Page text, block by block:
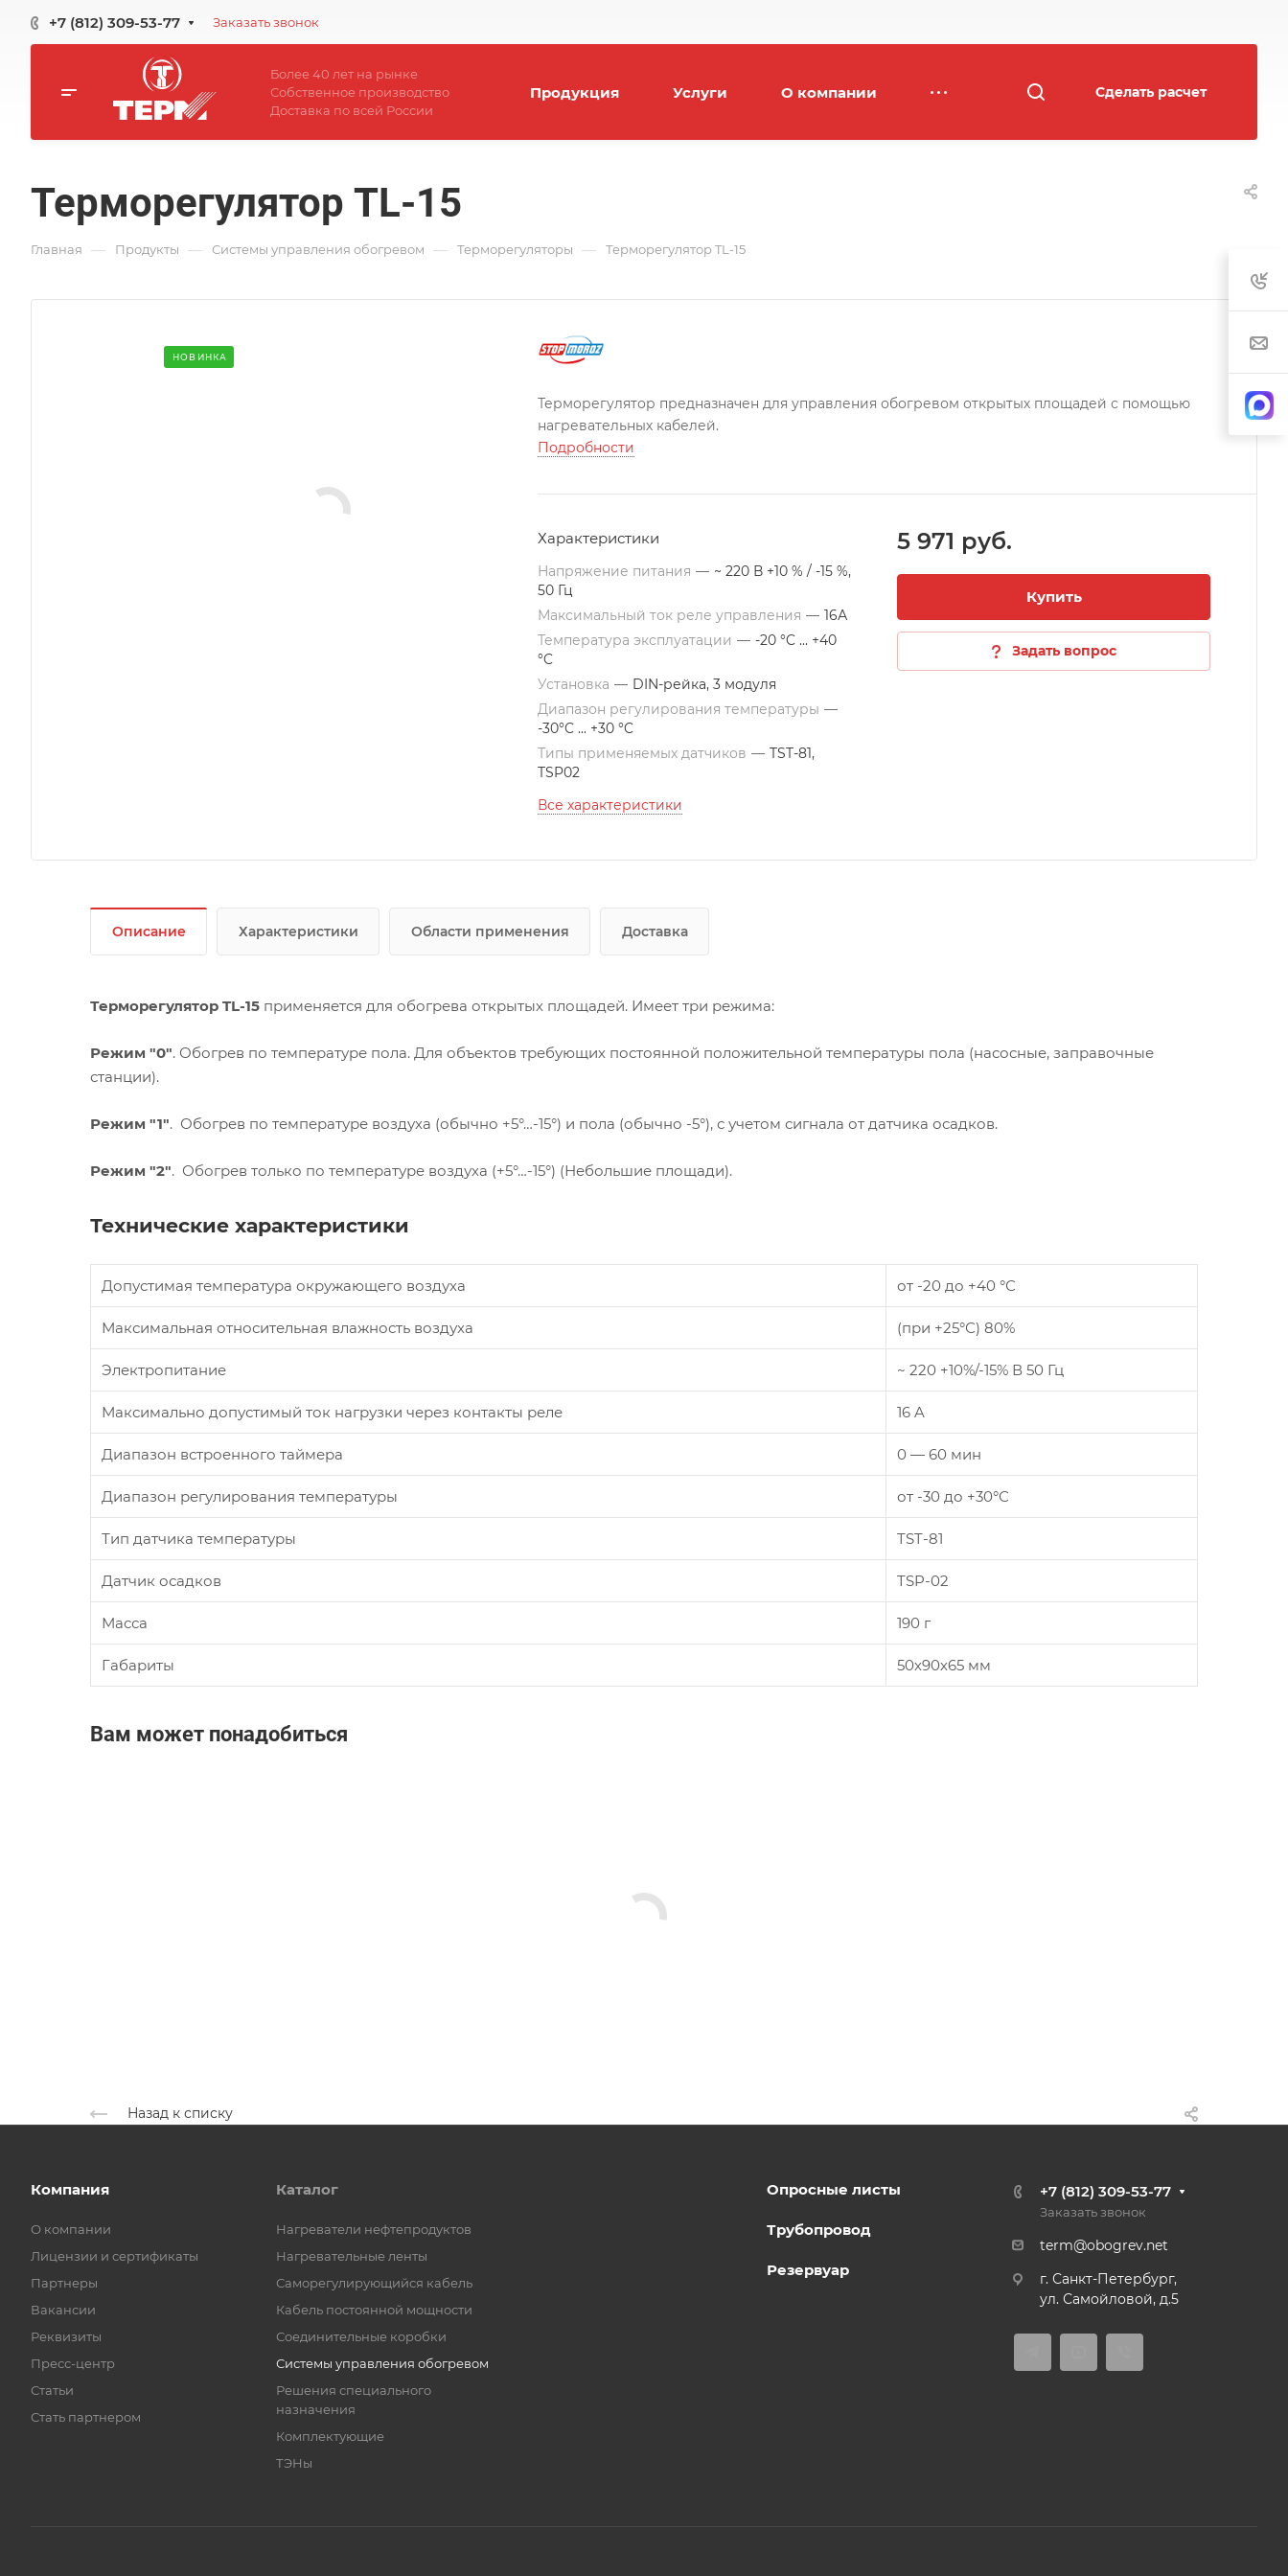
+7 (812) 309-53-77 Заказать звонок
Более 40 лет на рынке
Собственное производство
Доставка по всей России
Продукция Услуги О компании Сделать расчет
Терморегулятор TL-15
Главная — Продукты — Системы управления обогревом — Терморегуляторы — Терморегулятор TL-15
НОВИНКА
Терморегулятор предназначен для управления обогревом открытых площадей с помощью
нагревательных кабелей.
Подробности
Характеристики
Напряжение питания — ~ 220 В +10 % / -15 %,
50 Гц
Максимальный ток реле управления — 16А
Температура эксплуатации — -20 °C ... +40
°C
Установка — DIN-рейка, 3 модуля
Диапазон регулирования температуры —
-30°C ... +30 °C
Типы применяемых датчиков — TST-81,
TSP02
Все характеристики
5 971 руб.
Купить
Задать вопрос
Описание Характеристики Области применения Доставка
Терморегулятор TL-15 применяется для обогрева открытых площадей. Имеет три режима:
Режим "0". Обогрев по температуре пола. Для объектов требующих постоянной положительной температуры пола (насосные, заправочные
станции).
Режим "1". Обогрев по температуре воздуха (обычно +5°…-15°) и пола (обычно -5°), с учетом сигнала от датчика осадков.
Режим "2". Обогрев только по температуре воздуха (+5°…-15°) (Небольшие площади).
Технические характеристики
Допустимая температура окружающего воздуха от -20 до +40 °С
Максимальная относительная влажность воздуха (при +25°С) 80%
Электропитание ~ 220 +10%/-15% В 50 Гц
Максимально допустимый ток нагрузки через контакты реле 16 A
Диапазон встроенного таймера 0 — 60 мин
Диапазон регулирования температуры от -30 до +30°С
Тип датчика температуры TST-81
Датчик осадков TSP-02
Масса 190 г
Габариты 50х90х65 мм
Вам может понадобиться
Назад к списку
Компания
О компании
Лицензии и сертификаты
Партнеры
Вакансии
Реквизиты
Пресс-центр
Статьи
Стать партнером
Каталог
Нагреватели нефтепродуктов
Нагревательные ленты
Саморегулирующийся кабель
Кабель постоянной мощности
Соединительные коробки
Системы управления обогревом
Решения специального
назначения
Комплектующие
ТЭНы
Опросные листы
Трубопровод
Резервуар
+7 (812) 309-53-77
Заказать звонок
term@obogrev.net
г. Санкт-Петербург,
ул. Самойловой, д.5